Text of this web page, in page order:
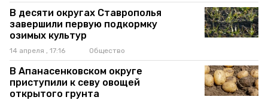
В десяти округах Ставрополья
завершили первую подкормку
озимых культур
14 апреля , 17:16 Общество
В Апанасенковском округе
приступили к севу овощей
открытого грунта